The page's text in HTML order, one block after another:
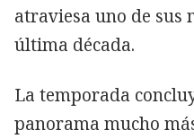
atraviesa uno de sus
última década.
La temporada
panorama mucho